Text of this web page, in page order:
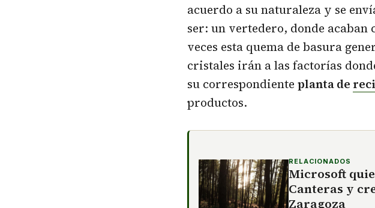
acuerdo a su naturaleza y se
ser: un vertedero, donde
veces esta quema de basura
cristales irán a las factorías
su correspondiente planta de
productos.
RELACIONADOS
Microsoft
Canteras y
Zaragoza